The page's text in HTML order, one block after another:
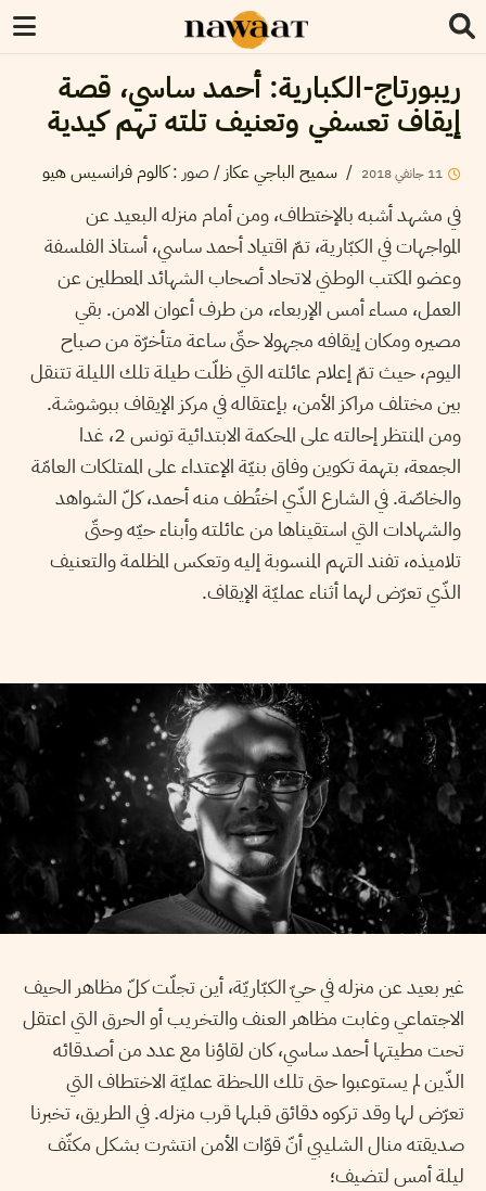
ريبورتاج-الكبارية: أحمد ساسي، قصة
إيقاف تعسفي وتعنيف تلته تهم كيدية
11 جانفي2018
/ سميح الباجي عكاز / صور :كالوم فرانسيس هيو
في مشهد أشبه بالإختطاف، ومن أمام منزله البعيد عن
المواجهات في الكبّارية، تمّ اقتياد أحمد ساسي، أستاذ الفلسفة
وعضو المكتب الوطني لاتحاد أصحاب الشهائد المعطلين عن
العمل، مساء أمس الإربعاء، من طرف أعوان الامن. بقي
مصيره ومكان إيقافه مجهولا حتّى ساعة متأخرّة من صباح
اليوم، حيث تمّ إعلام عائلته التي ظلّت طيلة تلك الليلة تتنقل
بين مختلف مراكز الأمن، بإعتقاله في مركز الإيقاف ببوشوشة.
ومن المنتظر إحالته على المحكمة الابتدائية تونس 2، غدا
الجمعة، بتهمة تكوين وفاق بنيّة الإعتداء على الممتلكات العامّة
والخاصّة. في الشارع الذّي اختُطف منه أحمد، كلّ الشواهد
والشهادات التي استقيناها من عائلته وأبناء حيّه وحتّى
تلاميذه، تفند التهم المنسوبة إليه وتعكس المظلمة والتعنيف
الذّي تعرّض لهما أثناء عمليّة الإيقاف.
غير بعيد عن منزله في حيّ الكبّاريّة، أين تجلّت كلّ مظاهر الحيف
الاجتماعي وغابت مظاهر العنف والتخريب أو الحرق التي اعتقل
تحت مطيتها أحمد ساسي، كان لقاؤنا مع عدد من أصدقائه
الذّين لم يستوعبوا حتى تلك اللحظة عمليّة الاختطاف التي
تعرّض لها وقد تركوه دقائق قبلها قرب منزله. في الطريق، تخبرنا
صديقته منال الشليبي أنّ قوّات الأمن انتشرت بشكل مكثّف
ليلة أمس لتضيف؛